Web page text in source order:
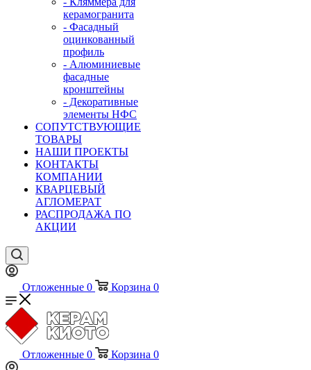
керамогранита
- Фасадный
оцинкованный
профиль
- Алюминиевые
фасадные
кронштейны
- Декоративные
элементы НФС
СОПУТСТВУЮЩИЕ
ТОВАРЫ
НАШИ ПРОЕКТЫ
КОНТАКТЫ
КОМПАНИИ
КВАРЦЕВЫЙ
АГЛОМЕРАТ
РАСПРОДАЖА ПО
АКЦИИ
Отложенные 0 Корзина 0
Отложенные 0 Корзина 0